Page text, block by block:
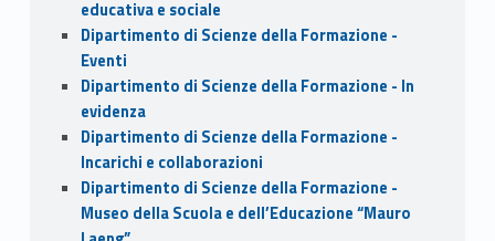
educativa e sociale
Dipartimento di Scienze della Formazione -
Eventi
Dipartimento di Scienze della Formazione - In
evidenza
Dipartimento di Scienze della Formazione -
Incarichi e collaborazioni
Dipartimento di Scienze della Formazione -
Museo della Scuola e dell’Educazione “Mauro